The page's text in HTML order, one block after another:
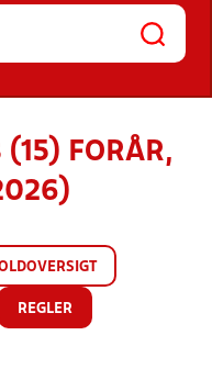
(15) FORÅR,
REGLER